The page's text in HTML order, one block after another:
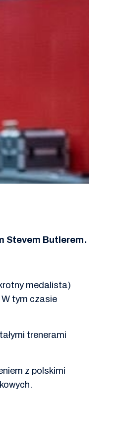
Stevem Butlerem.
medalista)
W tym czasie
trenerami
z polskimi